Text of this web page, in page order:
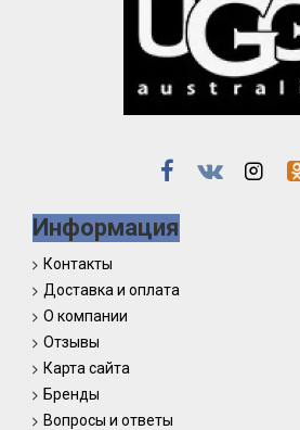
Информация
Контакты
Доставка и оплата
О компании
Отзывы
Карта сайта
Бренды
Вопросы и ответы